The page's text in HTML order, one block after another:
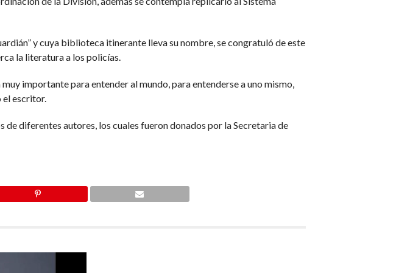
y cuya biblioteca itinerante lleva su nombre, se congratuló de este
la literatura a los policías.
importante para entender al mundo, para entenderse a uno mismo,
el escritor.
diferentes autores, los cuales fueron donados por la Secretaria de